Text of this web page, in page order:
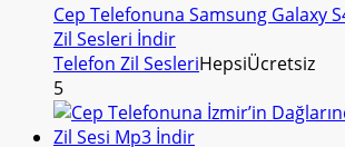
Cep Telefonuna Samsung Galaxy
Zil Sesleri İndir
Telefon Zil SesleriHepsiÜcretsiz
5